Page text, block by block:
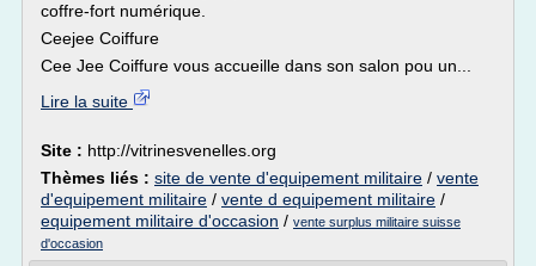
coffre-fort numérique.
Ceejee Coiffure
Cee Jee Coiffure vous accueille dans son salon pou un...
Lire la suite
Site : http://vitrinesvenelles.org
Thèmes liés : site de vente d'equipement militaire / vente
d'equipement militaire / vente d equipement militaire /
equipement militaire d'occasion / vente surplus militaire suisse
d'occasion